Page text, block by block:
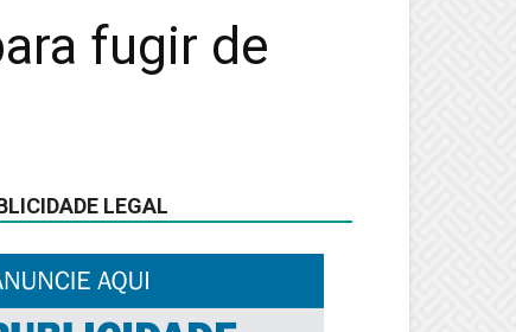
fugir de
LEGAL